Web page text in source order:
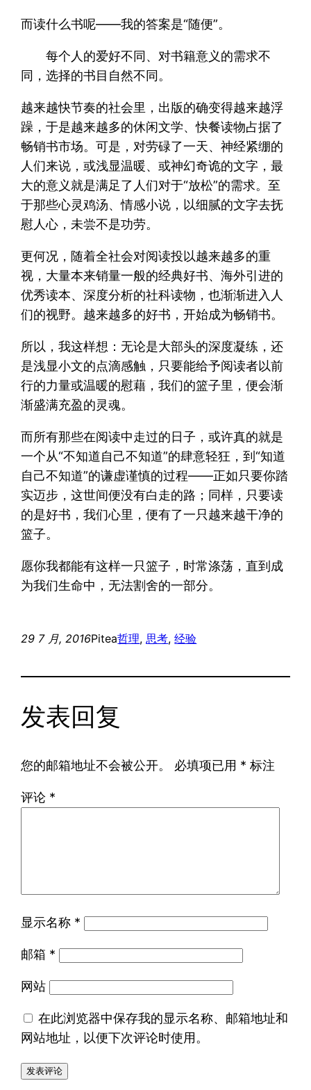
而读什么书呢——我的答案是“随便”。
每个人的爱好不同、对书籍意义的需求不
同，选择的书目自然不同。
越来越快节奏的社会里，出版的确变得越来越浮
躁，于是越来越多的休闲文学、快餐读物占据了
畅销书市场。可是，对劳碌了一天、神经紧绷的
人们来说，或浅显温暖、或神幻奇诡的文字，最
大的意义就是满足了人们对于“放松”的需求。至
于那些心灵鸡汤、情感小说，以细腻的文字去抚
慰人心，未尝不是功劳。
更何况，随着全社会对阅读投以越来越多的重
视，大量本来销量一般的经典好书、海外引进的
优秀读本、深度分析的社科读物，也渐渐进入人
们的视野。越来越多的好书，开始成为畅销书。
所以，我这样想：无论是大部头的深度凝练，还
是浅显小文的点滴感触，只要能给予阅读者以前
行的力量或温暖的慰藉，我们的篮子里，便会渐
渐盛满充盈的灵魂。
而所有那些在阅读中走过的日子，或许真的就是
一个从“不知道自己不知道”的肆意轻狂，到“知道
自己不知道”的谦虚谨慎的过程——正如只要你踏
实迈步，这世间便没有白走的路；同样，只要读
的是好书，我们心里，便有了一只越来越干净的
篮子。
愿你我都能有这样一只篮子，时常涤荡，直到成
为我们生命中，无法割舍的一部分。
29 7 月, 2016Pitea哲理, 思考, 经验
发表回复
您的邮箱地址不会被公开。 必填项已用 * 标注
评论 *
显示名称 *
邮箱 *
网站
在此浏览器中保存我的显示名称、邮箱地址和
网站地址，以便下次评论时使用。